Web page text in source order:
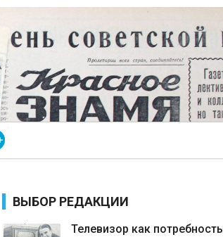
ВЫБОР РЕДАКЦИИ
Телевизор как потребность